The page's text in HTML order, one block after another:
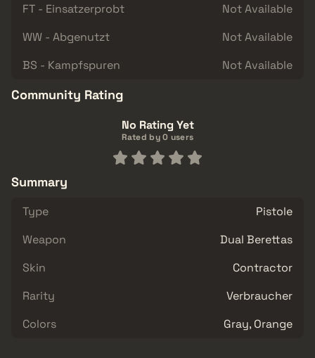
FT - Einsatzerprobt
Not Available
WW - Abgenutzt
Not Available
BS - Kampfspuren
Not Available
Community Rating
No Rating Yet
Rated by 0 users
Summary
Type
Pistole
Weapon
Dual Berettas
Skin
Contractor
Rarity
Verbraucher
Colors
Gray, Orange